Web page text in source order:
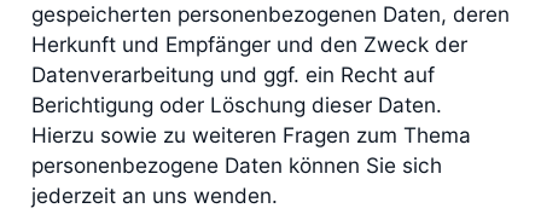
gespeicherten personenbezogenen Daten, deren
Herkunft und Empfänger und den Zweck der
Datenverarbeitung und ggf. ein Recht auf
Berichtigung oder Löschung dieser Daten.
Hierzu sowie zu weiteren Fragen zum Thema
personenbezogene Daten können Sie sich
jederzeit an uns wenden.